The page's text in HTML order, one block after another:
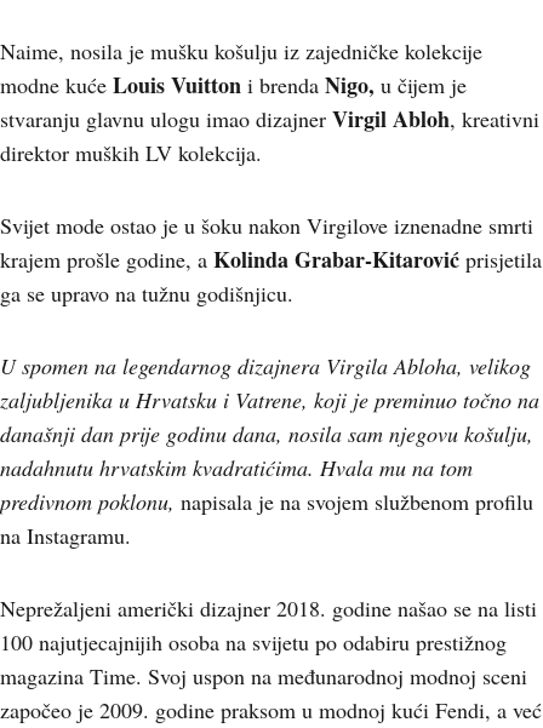
Naime, nosila je mušku košulju iz zajedničke kolekcije
modne kuće Louis Vuitton i brenda Nigo, u čijem je
stvaranju glavnu ulogu imao dizajner Virgil Abloh, kreativni
direktor muških LV kolekcija.
Svijet mode ostao je u šoku nakon Virgilove iznenadne smrti
krajem prošle godine, a Kolinda Grabar-Kitarović prisjetila
ga se upravo na tužnu godišnjicu.
U spomen na legendarnog dizajnera Virgila Abloha, velikog
zaljubljenika u Hrvatsku i Vatrene, koji je preminuo točno na
današnji dan prije godinu dana, nosila sam njegovu košulju,
nadahnutu hrvatskim kvadratićima. Hvala mu na tom
predivnom poklonu, napisala je na svojem službenom profilu
na Instagramu.
Neprežaljeni američki dizajner 2018. godine našao se na listi
100 najutjecajnijih osoba na svijetu po odabiru prestižnog
magazina Time. Svoj uspon na međunarodnoj modnoj sceni
započeo je 2009. godine praksom u modnoj kući Fendi, a već